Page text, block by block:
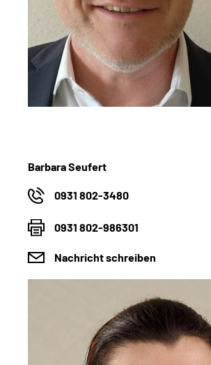
Barbara Seufert
0931 802-3480
0931 802-986301
Nachricht schreiben